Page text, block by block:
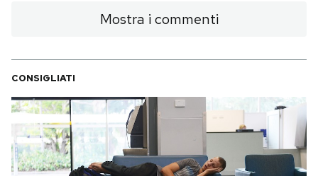
AREA PERSONALE
Area Personale
Newsletter
Notifiche mobile
Regala il Post
Hai bisogno di aiuto?
Mostra i commenti
CONSIGLIATI